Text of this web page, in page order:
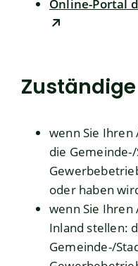
Online-Portal
wenn Sie Ihren
die
oder haben
wenn Sie Ihren
Inland stellen:
Gemeinde-/